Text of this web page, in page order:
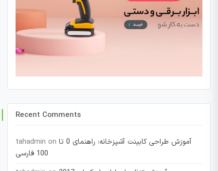
Recent Comments
tahadmin on آموزش طراحی کابینت آشپزخانه: راهنمای 0 تا
100 فارسی